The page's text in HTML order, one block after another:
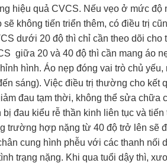
hiệu quả CVCS. Nếu vẹo ở mức
không tiến triển thêm, có điều trị
dưới 20 độ thì chỉ cần theo dõi cho
giữa 20 và 40 độ thì cần mang áo
hình. Áo nẹp đóng vai trò chủ
sáng). Việc điều trị thường cho
đau tạm thời, không thể sửa chữa
đau kiểu rễ thần kinh liên tục và
trường hợp nặng từ 40 độ trở lên sẽ
cung hình phễu với các thanh nối
trạng nặng. Khi qua tuổi dậy thì,